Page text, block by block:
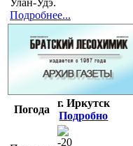
Подробнее...
Погода
г. Иркутск
Подробно
-20